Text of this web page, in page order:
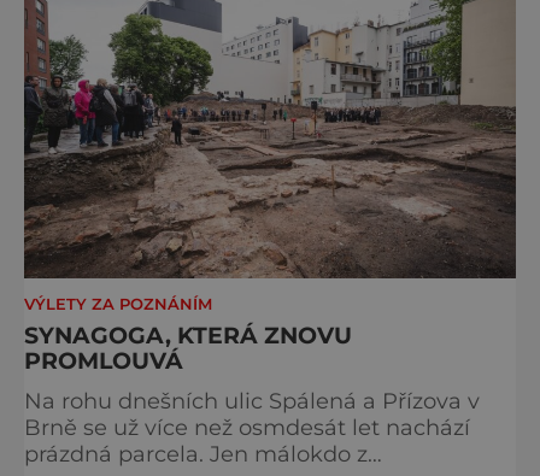
VÝLETY ZA POZNÁNÍM
SYNAGOGA, KTERÁ ZNOVU
PROMLOUVÁ
Na rohu dnešních ulic Spálená a Přízova v
Brně se už více než osmdesát let nachází
prázdná parcela. Jen málokdo z